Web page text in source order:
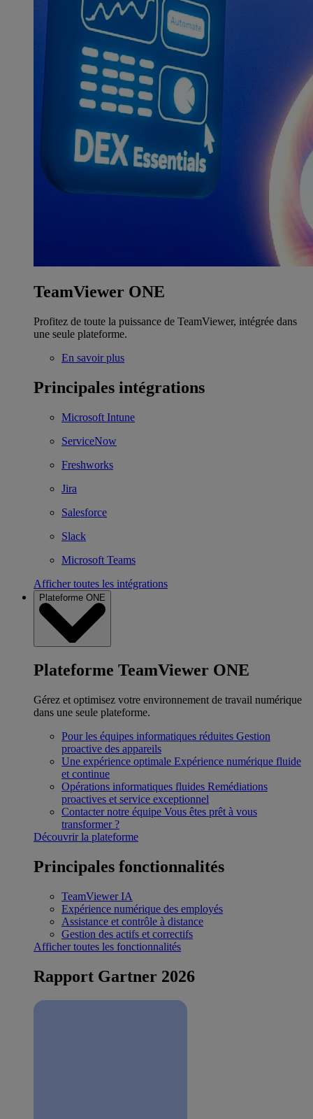
TeamViewer ONE
Profitez de toute la puissance de TeamViewer, intégrée dans
une seule plateforme.
En savoir plus
Principales intégrations
Microsoft Intune
ServiceNow
Freshworks
Jira
Salesforce
Slack
Microsoft Teams
Afficher toutes les intégrations
Plateforme ONE
Plateforme TeamViewer ONE
Gérez et optimisez votre environnement de travail numérique
dans une seule plateforme.
Pour les équipes informatiques réduites Gestion
proactive des appareils
Une expérience optimale Expérience numérique fluide
et continue
Opérations informatiques fluides Remédiations
proactives et service exceptionnel
Contacter notre équipe Vous êtes prêt à vous
transformer ?
Découvrir la plateforme
Principales fonctionnalités
TeamViewer IA
Expérience numérique des employés
Assistance et contrôle à distance
Gestion des actifs et correctifs
Afficher toutes les fonctionnalités
Rapport Gartner 2026